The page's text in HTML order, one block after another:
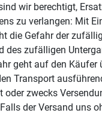
wir berechtigt,
zu verlangen: Mit
die Gefahr der
des zufälligen
geht auf den Käufer
Transport
oder zwecks
der Versand uns